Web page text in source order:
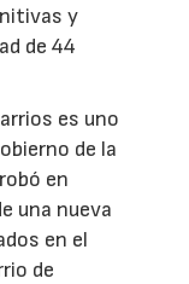
y
de 44
es uno
de la
en
una nueva
en el
de